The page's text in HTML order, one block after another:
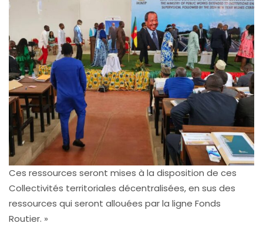
Ces ressources seront mises à la disposition de ces
Collectivités territoriales décentralisées, en sus des
ressources qui seront allouées par la ligne Fonds
Routier. »